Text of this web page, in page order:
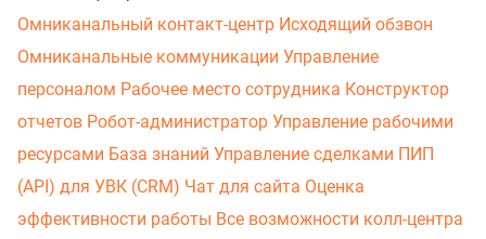
Омниканальный контакт-центр Исходящий обзвон
Омниканальные коммуникации Управление
персоналом Рабочее место сотрудника Конструктор
отчетов Робот-администратор Управление рабочими
ресурсами База знаний Управление сделками ПИП
(API) для УВК (CRM) Чат для сайта Оценка
эффективности работы Все возможности колл-центра